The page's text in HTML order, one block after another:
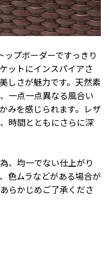
プボーダーですっきり
ットにインスパイアさ
しさが魅力です。天然素
一点一点異なる風合い
みを感じられます。レザ
時間とともにさらに深
、均一でない仕上がり
色ムラなどがある場合が
らかじめご了承くださ